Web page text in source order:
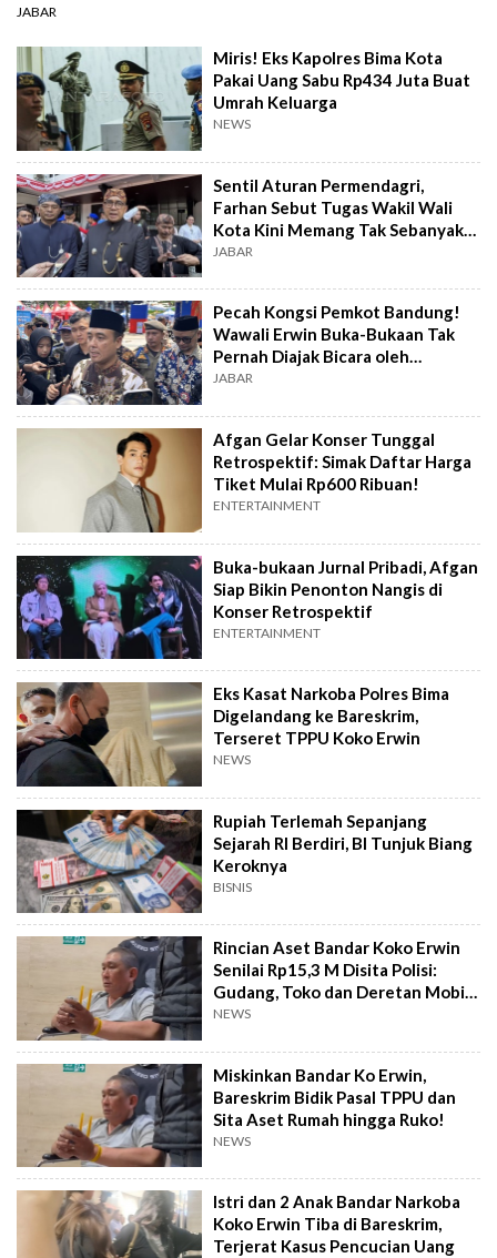
JABAR
Miris! Eks Kapolres Bima Kota
Pakai Uang Sabu Rp434 Juta Buat
Umrah Keluarga
NEWS
Sentil Aturan Permendagri,
Farhan Sebut Tugas Wakil Wali
Kota Kini Memang Tak Sebanyak
Dulu
JABAR
Pecah Kongsi Pemkot Bandung!
Wawali Erwin Buka-Bukaan Tak
Pernah Diajak Bicara oleh
Walikota Farhan
JABAR
Afgan Gelar Konser Tunggal
Retrospektif: Simak Daftar Harga
Tiket Mulai Rp600 Ribuan!
ENTERTAINMENT
Buka-bukaan Jurnal Pribadi, Afgan
Siap Bikin Penonton Nangis di
Konser Retrospektif
ENTERTAINMENT
Eks Kasat Narkoba Polres Bima
Digelandang ke Bareskrim,
Terseret TPPU Koko Erwin
NEWS
Rupiah Terlemah Sepanjang
Sejarah RI Berdiri, BI Tunjuk Biang
Keroknya
BISNIS
Rincian Aset Bandar Koko Erwin
Senilai Rp15,3 M Disita Polisi:
Gudang, Toko dan Deretan Mobil
Hiace
NEWS
Miskinkan Bandar Ko Erwin,
Bareskrim Bidik Pasal TPPU dan
Sita Aset Rumah hingga Ruko!
NEWS
Istri dan 2 Anak Bandar Narkoba
Koko Erwin Tiba di Bareskrim,
Terjerat Kasus Pencucian Uang